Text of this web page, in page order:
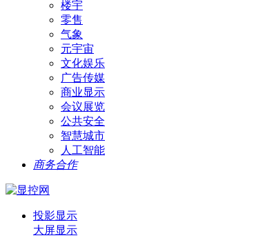
楼宇
零售
气象
元宇宙
文化娱乐
广告传媒
商业显示
会议展览
公共安全
智慧城市
人工智能
商务合作
投影显示
大屏显示